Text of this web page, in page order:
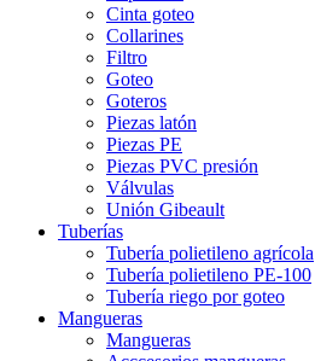
Cinta goteo
Collarines
Filtro
Goteo
Goteros
Piezas latón
Piezas PE
Piezas PVC presión
Válvulas
Unión Gibeault
Tuberías
Tubería polietileno agrícola
Tubería polietileno PE-100
Tubería riego por goteo
Mangueras
Mangueras